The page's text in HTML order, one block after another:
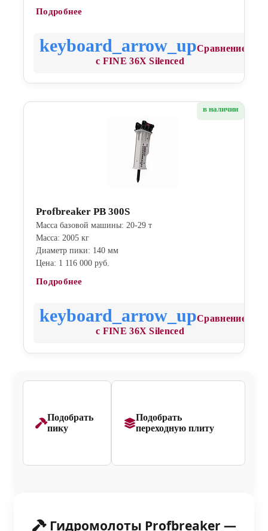
Подробнее
Сравнение
с FINE 36X Silenced
в наличии
Profbreaker PB 300S
Масса базовой машины: 20-29 т
Масса: 2005 кг
Диаметр пики: 140 мм
Цена: 1 116 000 руб.
Подробнее
Сравнение
с FINE 36X Silenced
Подобрать
пику
Подобрать
переходную плиту
Гидромолоты Profbreaker —